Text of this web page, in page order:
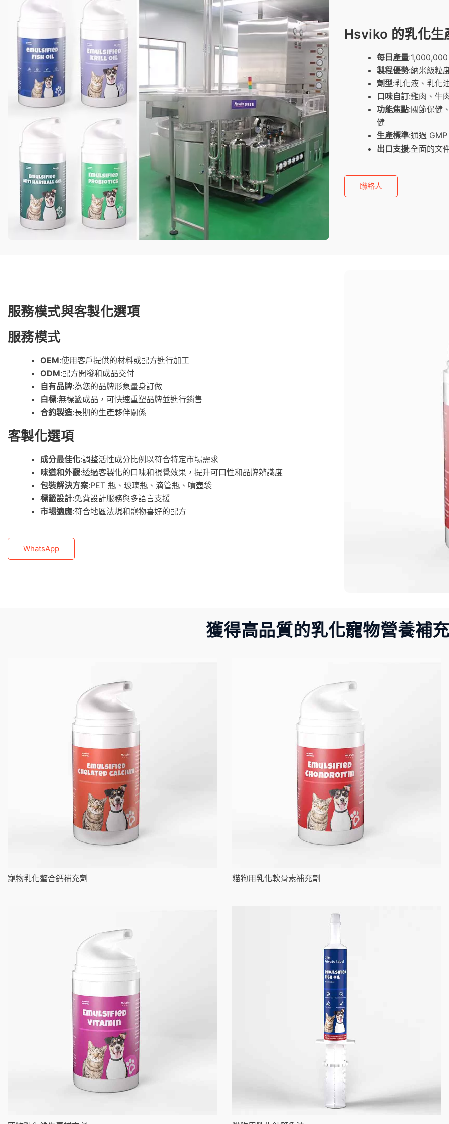
Hsviko 的乳化生
每日產量
製程優勢:納米級粒
劑型:乳化液、乳化
口味自訂:雞肉、牛
功能焦點:關節保健
健
生產標準:通過
出口支援:全面的文
聯絡人
服務模式與客製化選項
服務模式
OEM:使用客戶提供的材料或配方進行加工
ODM:配方開發和成品交付
自有品牌:為您的品牌形象量身訂做
白標:無標籤成品，可快速重塑品牌並進行銷售
合約製造:長期的生產夥伴關係
客製化選項
成分最佳化:調整活性成分比例以符合特定市場需求
味道和外觀:透過客製化的口味和視覺效果，提升可口性和品牌辨識度
包裝解決方案:PET 瓶、玻璃瓶、滴管瓶、噴壺袋
標籤設計:免費設計服務與多語言支援
市場適應:符合地區法規和寵物喜好的配方
WhatsApp
獲得高品質的乳化寵物營養補
寵物乳化螯合鈣補充劑 貓狗用乳化軟骨素補充劑